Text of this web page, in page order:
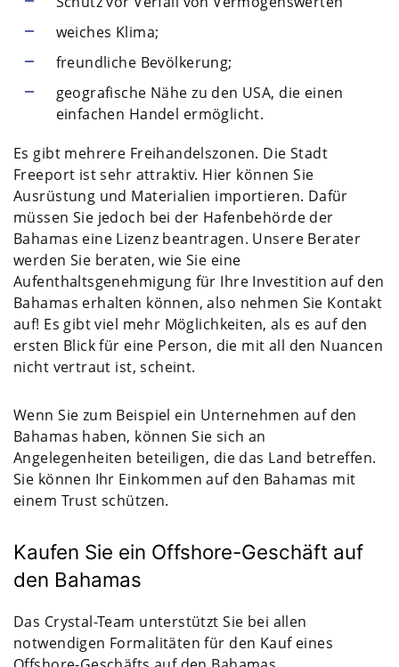
weiches Klima;
freundliche Bevölkerung;
geografische Nähe zu den USA, die einen
einfachen Handel ermöglicht.
Es gibt mehrere Freihandelszonen. Die Stadt
Freeport ist sehr attraktiv. Hier können Sie
Ausrüstung und Materialien importieren. Dafür
müssen Sie jedoch bei der Hafenbehörde der
Bahamas eine Lizenz beantragen. Unsere Berater
werden Sie beraten, wie Sie eine
Aufenthaltsgenehmigung für Ihre Investition auf den
Bahamas erhalten können, also nehmen Sie Kontakt
auf! Es gibt viel mehr Möglichkeiten, als es auf den
ersten Blick für eine Person, die mit all den Nuancen
nicht vertraut ist, scheint.
Wenn Sie zum Beispiel ein Unternehmen auf den
Bahamas haben, können Sie sich an
Angelegenheiten beteiligen, die das Land betreffen.
Sie können Ihr Einkommen auf den Bahamas mit
einem Trust schützen.
Kaufen Sie ein Offshore-Geschäft auf
den Bahamas
Das Crystal-Team unterstützt Sie bei allen
notwendigen Formalitäten für den Kauf eines